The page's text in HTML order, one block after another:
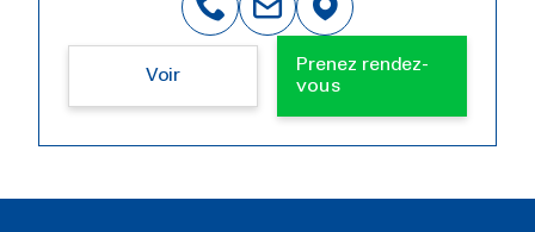
Voir
Prenez rendez-
vous